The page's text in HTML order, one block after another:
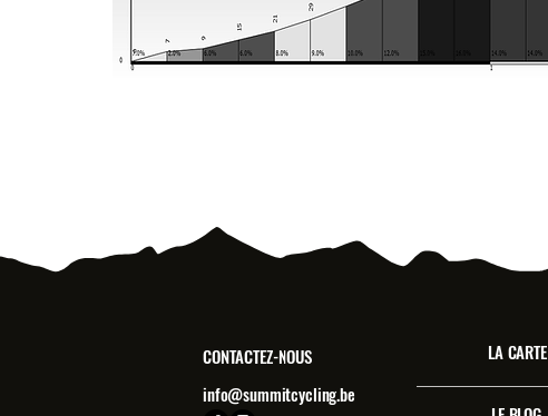
CONTACTEZ-NOUS
info@summitcycling.be
LA CARTE